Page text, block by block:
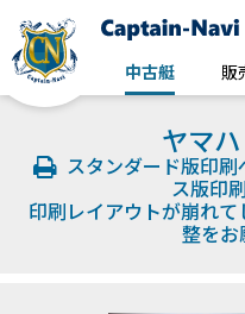
中古艇 販
ヤマ
スタンダード版印
ス版印
印刷レイアウトが崩れ
整をお